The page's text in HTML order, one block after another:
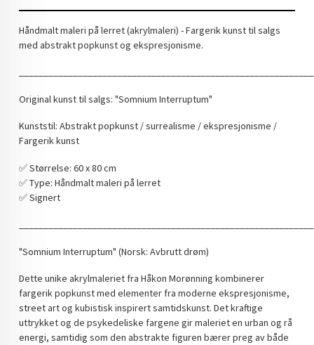
Håndmalt maleri på lerret (akrylmaleri) - Fargerik kunst til salgs
med abstrakt popkunst og ekspresjonisme.
Original kunst til salgs: "Somnium Interruptum"
Kunststil: Abstrakt popkunst / surrealisme / ekspresjonisme /
Fargerik kunst
✅️ Størrelse: 60 x 80 cm
✅️ Type: Håndmalt maleri på lerret
✅️ Signert
"Somnium Interruptum" (Norsk: Avbrutt drøm)
Dette unike akrylmaleriet fra Håkon Morønning kombinerer
fargerik popkunst med elementer fra moderne ekspresjonisme,
street art og kubistisk inspirert samtidskunst. Det kraftige
uttrykket og de psykedeliske fargene gir maleriet en urban og rå
energi, samtidig som den abstrakte figuren bærer preg av både